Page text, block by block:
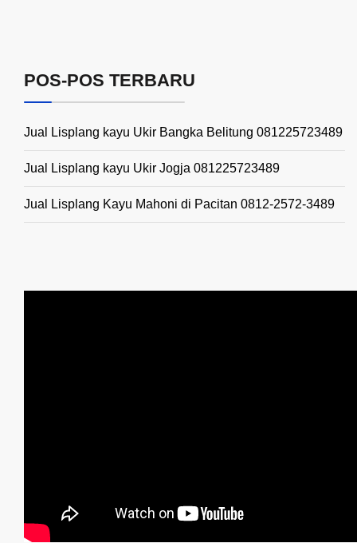
POS-POS TERBARU
Jual Lisplang kayu Ukir Bangka Belitung 081225723489
Jual Lisplang kayu Ukir Jogja 081225723489
Jual Lisplang Kayu Mahoni di Pacitan 0812-2572-3489